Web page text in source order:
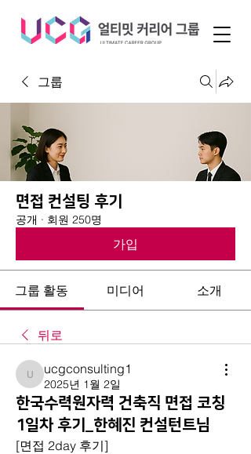
그룹
면접 컨설팅 후기
공개 · 회원 250명
가입
그룹 활동 미디어 소개
뒤로
ucgconsulting1
ucgconsulting1
2025년 1월 2일
한국수력원자력 건축직 면접 코칭
1일차 후기_한혜진 컨설턴트님
[면접 2day 후기]